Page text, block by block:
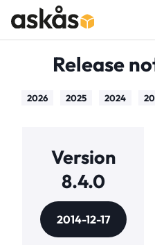
Release
2026 2025 2024
Version
8.4.0
2014-12-17